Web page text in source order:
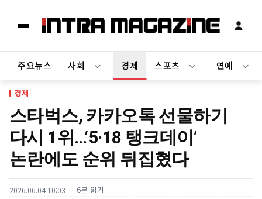
주요뉴스 사회 경제 스포츠 연예
경제
스타벅스, 카카오톡 선물하기
다시 1위…‘5·18 탱크데이’
논란에도 순위 뒤집혔다
2026.06.04 10:03 6분 읽기